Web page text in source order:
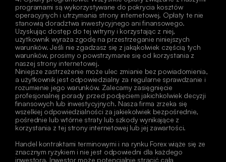
programami są wykorzystywane do pokrycia kosztów
operacyjnych i utrzymania strony internetowej. Opłaty te nie
stanowią doradztwa inwestycyjnego ani finansowego.
Uzyskując dostęp do tej witryny i korzystając z niej,
użytkownik wyraża zgodę na przestrzeganie niniejszych
warunków. Jeśli nie zgadzasz się z jakąkolwiek częścią tych
warunków, prosimy o powstrzymanie się od korzystania z
naszej strony internetowej.
Niniejsze zastrzeżenie może ulec zmianie bez powiadomienia,
a użytkownik jest odpowiedzialny za regularne sprawdzanie i
rozumienie jego warunków. Zalecamy zasięgnięcie
profesjonalnej porady przed podjęciem jakichkolwiek decyzji
finansowych lub inwestycyjnych. Nasza firma zrzeka się
wszelkiej odpowiedzialności za jakiekolwiek bezpośrednie,
pośrednie lub wtórne straty lub szkody wynikające z
korzystania z tej strony internetowej lub jej zawartości.
Handel kontraktami terminowymi i na rynku Forex wiąże się ze
znacznym ryzykiem i nie jest odpowiedni dla każdego
inwestora. Inwestor może potencjalnie stracić całą